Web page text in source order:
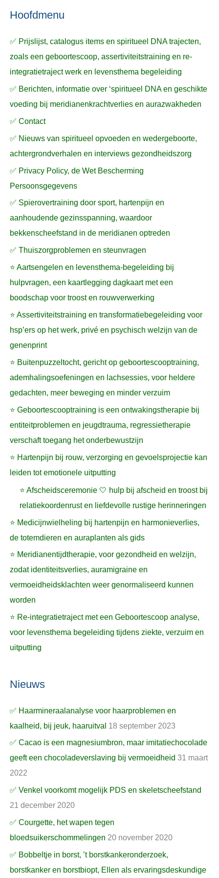
na
r
:
Hoofdmenu
✅ Prijslijst, catalogus items en spiritueel DNA trajecten,
zoals een geboortescoop, assertiviteitstraining en re-
integratietraject werk en levensthema begeleiding
✅ Berichten, informatie over ‘spiritueel DNA en geschikte
voeding bij meridianenkrachtverlies en aurazwakheden
✅ Contact
✅ Nieuws van spiritueel opvoeden en wedergeboorte,
achtergrondverhalen en interviews gezondheidszorg
✅ Privacy Policy, de Wet Bescherming
Persoonsgegevens
✅ Spierovertraining door sport, hartenpijn en
aanhoudende gezinsspanning, waardoor
bekkenscheefstand in de meridianen optreden
✅ Thuiszorgproblemen en steunvragen
⭐ Aartsengelen en levensthema-begeleiding bij
hulpvragen, een kaartlegging dagkaart met een
boodschap voor troost en rouwverwerking
⭐ Assertiviteitstraining en transformatiebegeleiding voor
hsp’ers op het werk, privé en psychisch welzijn van de
genenprint
⭐ Buitenpuzzeltocht, gericht op geboortescooptraining,
ademhalingsoefeningen en lachsessies, voor heldere
gedachten, meer beweging en minder verzuim
⭐ Geboortescooptraining is een ontwakingstherapie bij
entiteitproblemen en jeugdtrauma, regressietherapie
verschaft toegang het onderbewustzijn
⭐ Hartenpijn bij rouw, verzorging en gevoelsprojectie kan
leiden tot emotionele uitputting
⭐ Afscheidsceremonie 🤍 hulp bij afscheid en troost bij
relatiekoordenrust en liefdevolle rustige herinneringen
⭐ Medicijnwielheling bij hartenpijn en harmonieverlies,
de totemdieren en auraplanten als gids
⭐ Meridianentijdtherapie, voor gezondheid en welzijn,
zodat identiteitsverlies, auramigraine en
vermoeidheidsklachten weer genormaliseerd kunnen
worden
⭐ Re-integratietraject met een Geboortescoop analyse,
voor levensthema begeleiding tijdens ziekte, verzuim en
uitputting
Nieuws
✅ Haarmineraalanalyse voor haarproblemen en
kaalheid, bij jeuk, haaruitval 18 september 2023
✅ Cacao is een magnesiumbron, maar imitatiechocolade
geeft een chocoladeverslaving bij vermoeidheid 31 maart
2022
✅ Venkel voorkomt mogelijk PDS en skeletscheefstand
21 december 2020
✅ Courgette, het wapen tegen
bloedsuikerschommelingen 20 november 2020
✅ Bobbeltje in borst, ’t borstkankeronderzoek,
borstkanker en borstbiopt, Ellen als ervaringsdeskundige
n